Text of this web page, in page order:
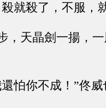
就殺了，不服，
，天晶劍一揚，
怕你不成！”佟